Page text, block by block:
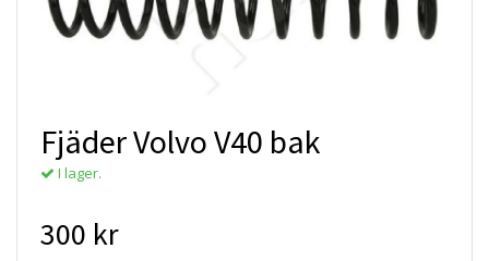
Fjäder Volvo V40 bak
I lager.
300 kr